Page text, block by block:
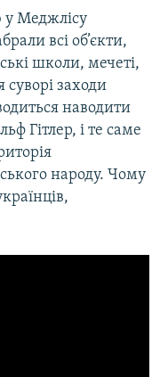
у Меджлісу
всі об’єкти,
школи, мечеті,
суворі заходи
наводити
Гітлер, і те саме
народу. Чому